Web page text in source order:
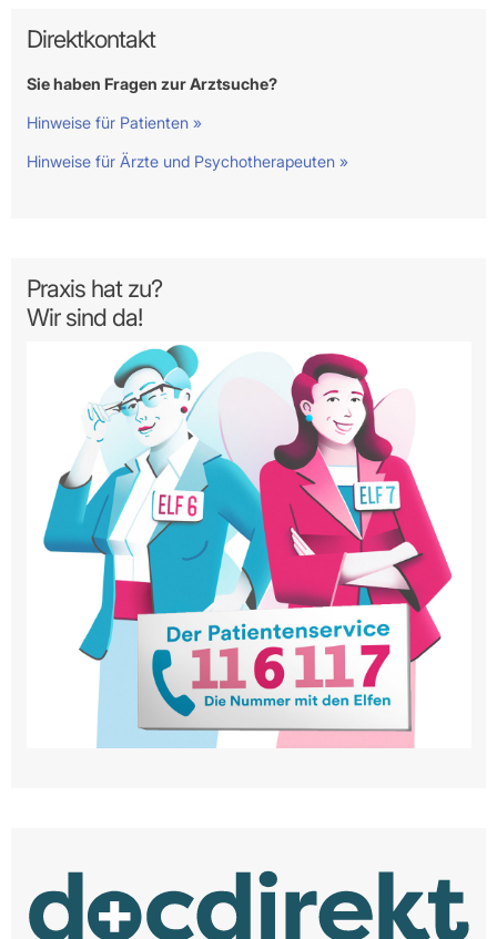
Direktkontakt
Sie haben Fragen zur Arztsuche?
Hinweise für Patienten »
Hinweise für Ärzte und Psychotherapeuten »
Praxis hat zu?
Wir sind da!